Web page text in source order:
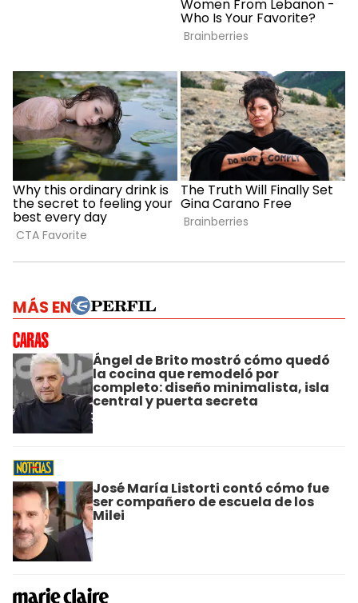
MÁS EN
Ángel de Brito mostró cómo quedó
la cocina que remodeló por
completo: diseño minimalista, isla
central y puerta secreta
José María Listorti contó cómo fue
ser compañero de escuela de los
Milei